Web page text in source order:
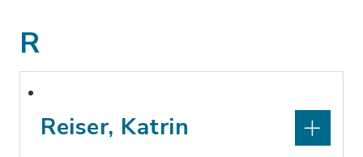
R
Reiser, Katrin